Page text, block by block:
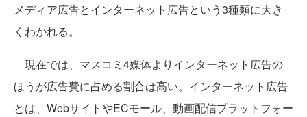
メディア広告とインターネット広告という3種類に大き
くわかれる。
現在では、マスコミ4媒体よりインターネット広告の
ほうが広告費に占める割合は高い。インターネット広告
とは、WebサイトやECモール、動画配信プラットフォー